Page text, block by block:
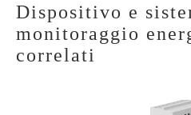
Dispositivo e
monitoraggio
correlati